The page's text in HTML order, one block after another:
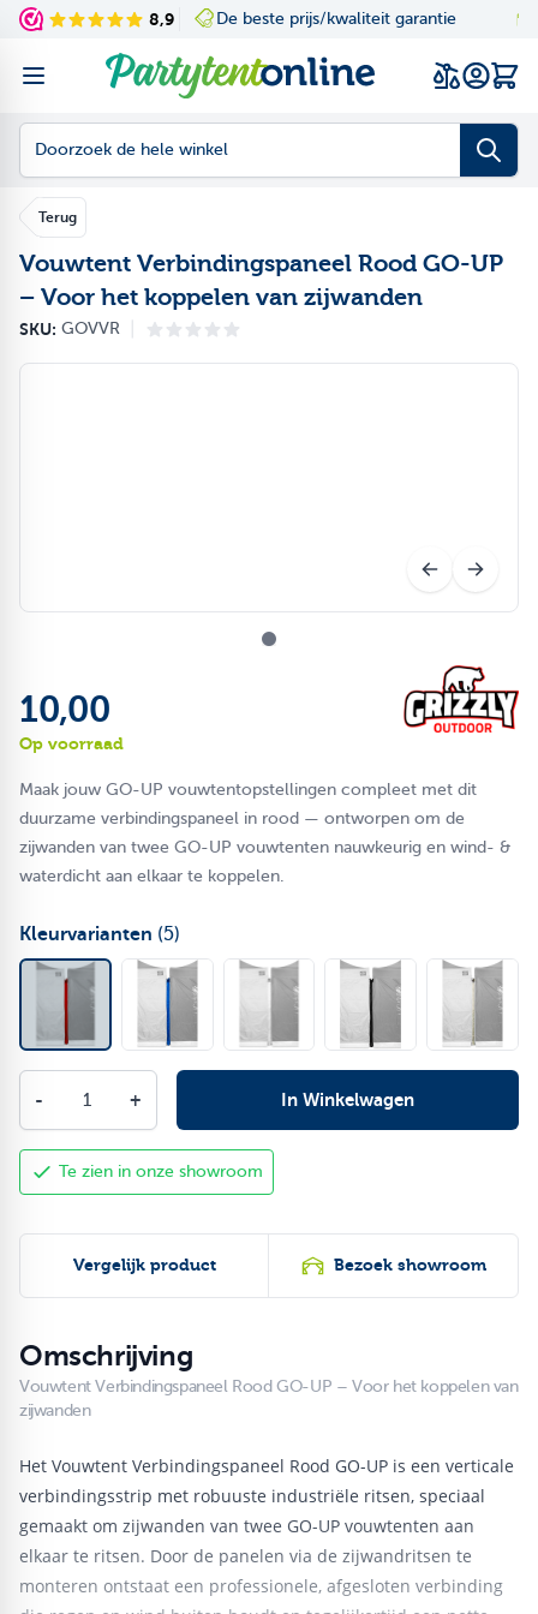
Ga naar de inhoud8,9 Navigating through
Press to skip the
kwaliteit garantie Ruime keuze in onze showroom
Terug
Vouwtent Verbindingspaneel Rood GO-UP
– Voor het koppelen van zijwanden
SKU: GOVVR
10,00
Op voorraad
Maak jouw GO-UP vouwtentopstellingen compleet met dit
duurzame verbindingspaneel in rood — ontworpen om de
zijwanden van twee GO-UP vouwtenten nauwkeurig en wind- &
waterdicht aan elkaar te koppelen.
Kleurvarianten (5)
- + In Winkelwagen
Te zien in onze showroom
Vergelijk product Bezoek showroom
Omschrijving
Vouwtent Verbindingspaneel Rood GO-UP – Voor het koppelen van
zijwanden
Het Vouwtent Verbindingspaneel Rood GO-UP is een verticale
verbindingsstrip met robuuste industriële ritsen, speciaal
gemaakt om zijwanden van twee GO-UP vouwtenten aan
elkaar te ritsen. Door de panelen via de zijwandritsen te
monteren ontstaat een professionele, afgesloten verbinding